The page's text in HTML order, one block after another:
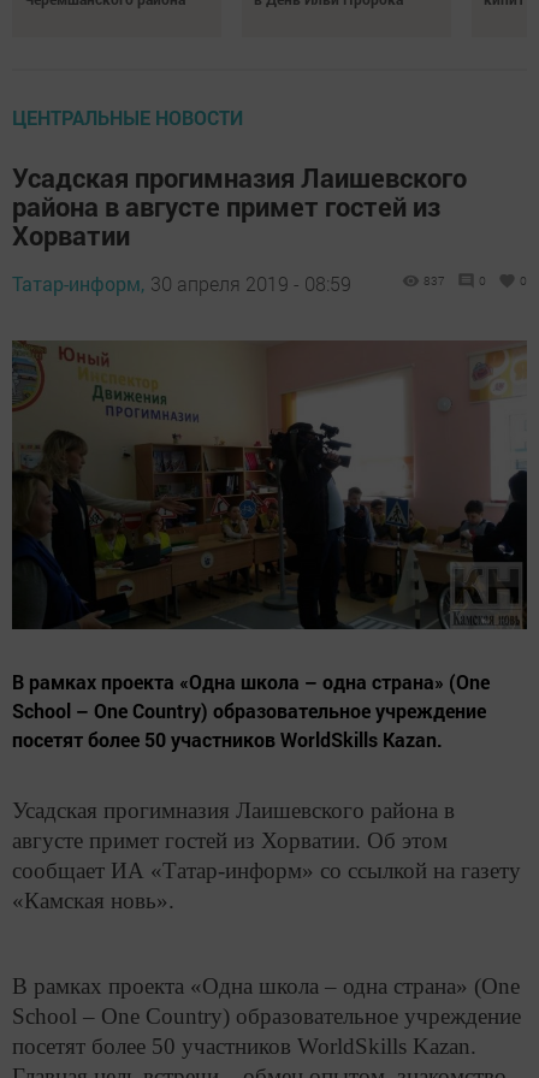
ЦЕНТРАЛЬНЫЕ НОВОСТИ
Усадская прогимназия Лаишевского
района в августе примет гостей из
Хорватии
Татар-информ, 30 апреля 2019 - 08:59 837 0 0
В рамках проекта «Одна школа – одна страна» (One
School – One Country) образовательное учреждение
посетят более 50 участников WorldSkills Kazan.
Усадская прогимназия Лаишевского района в
августе примет гостей из Хорватии. Об этом
сообщает ИА «Татар-информ» со ссылкой на газету
«Камская новь».
В рамках проекта «Одна школа – одна страна» (One
School – One Country) образовательное учреждение
посетят более 50 участников WorldSkills Kazan.